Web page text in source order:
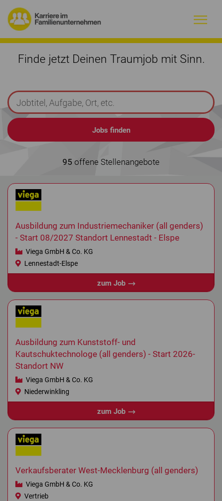
Warum Familienunternehmen?
Jobs
Magazin
Kontakt
Finde jetzt Deinen Traumjob mit Sinn.
95 offene Stellenangebote
Ausbildung zum Industriemechaniker (all genders)
- Start 08/2027 Standort Lennestadt - Elspe
Viega GmbH & Co. KG
Lennestadt-Elspe
zum Job
Ausbildung zum Kunststoff- und
Kautschuktechnologe (all genders) - Start 2026-
Standort NW
Viega GmbH & Co. KG
Niederwinkling
zum Job
Verkaufsberater West-Mecklenburg (all genders)
Viega GmbH & Co. KG
Vertrieb